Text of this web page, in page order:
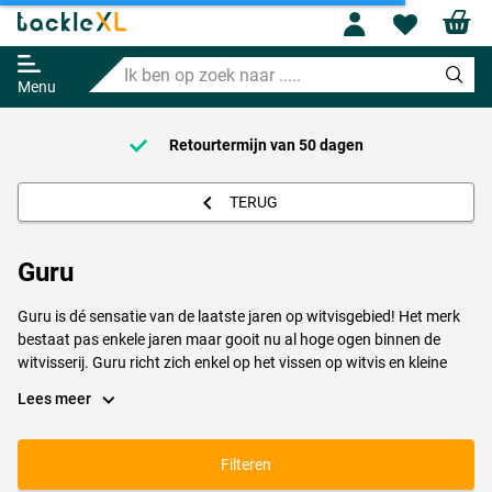
Menu
Ik
ben
op
naar
Profile
Retourtermijn van 50 dagen
TERUG
Guru
Guru is dé sensatie van de laatste jaren op witvisgebied! Het merk
bestaat pas enkele jaren maar gooit nu al hoge ogen binnen de
witvisserij. Guru richt zich enkel op het vissen op witvis en kleine
producten die geschikt zijn voor het vissen met de (method) feeder.
producten. Guru producten zijn slim ontworpen, goed geprijsd en
Lees meer
Filteren